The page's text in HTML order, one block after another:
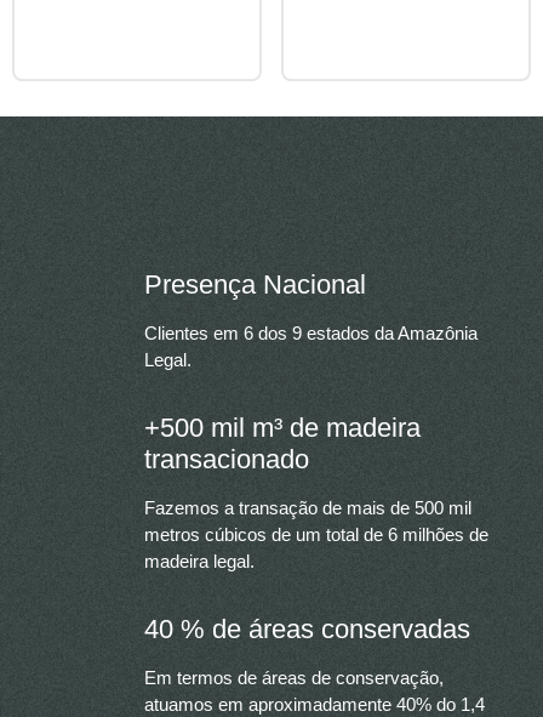
Presença Nacional
Clientes em 6 dos 9 estados da Amazônia
Legal.
+500 mil m³ de madeira
transacionado
Fazemos a transação de mais de 500 mil
metros cúbicos de um total de 6 milhões de
madeira legal.
40 % de áreas conservadas
Em termos de áreas de conservação,
atuamos em aproximadamente 40% do 1,4